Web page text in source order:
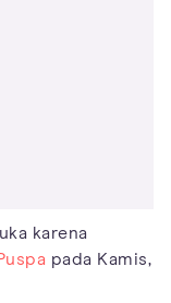
karena
pada Kamis,